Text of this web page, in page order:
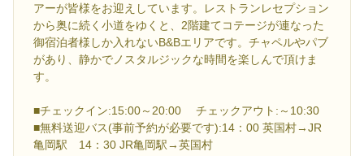
アーが皆様をお迎えしています。レストランレセプション
から奥に続く小道をゆくと、2階建てコテージが連なった
御宿泊者様しか入れないB&Bエリアです。チャペルやパブ
があり、静かでノスタルジックな時間を楽しんで頂けま
す。
■チェックイン:15:00～20:00 チェックアウト:～10:30
■無料送迎バス(事前予約が必要です):14：00 英国村→JR
亀岡駅 14：30 JR亀岡駅→英国村